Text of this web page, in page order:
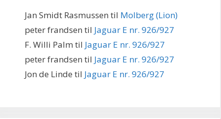
Jan Smidt Rasmussen til Molberg (Lion)
peter frandsen til Jaguar E nr. 926/927
F. Willi Palm til Jaguar E nr. 926/927
peter frandsen til Jaguar E nr. 926/927
Jon de Linde til Jaguar E nr. 926/927